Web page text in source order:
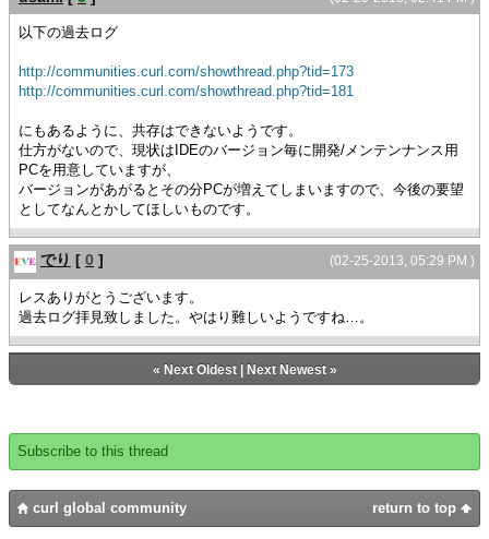
以下の過去ログ
http://communities.curl.com/showthread.php?tid=173
http://communities.curl.com/showthread.php?tid=181
にもあるように、共存はできないようです。
仕方がないので、現状はIDEのバージョン毎に開発/メンテンナンス用
PCを用意していますが、
バージョンがあがるとその分PCが増えてしまいますので、今後の要望
としてなんとかしてほしいものです。
(02-25-2013, 05:29 PM )
でり [ 0 ]
レスありがとうございます。
過去ログ拝見致しました。やはり難しいようですね…。
« Next Oldest| Next Newest»
Subscribe to this thread
return to top
curl global community